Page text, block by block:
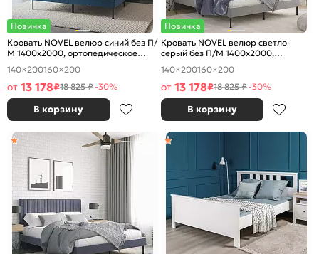
Новинка
Кровать NOVEL велюр синий без П/
М 1400x2000, ортопедическое
основание, изголовье мягкое
140×200160×200
от 13 178₽18 825 ₽-30%
В корзину
Новинка
Кровать NOVEL велюр светло-
серый без П/М 1400x2000,
ортопедическое основание,
изголовье мягкое
140×200160×200
от 13 178₽18 825 ₽-30%
В корзину